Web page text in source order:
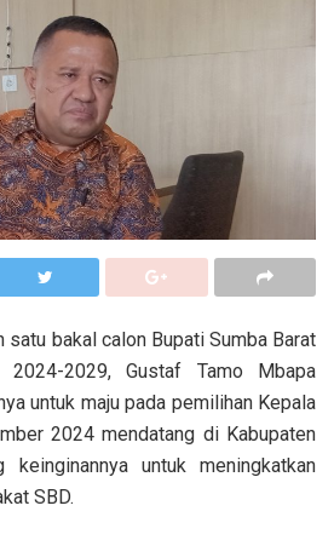
satu bakal calon Bupati Sumba Barat
2029, Gustaf Tamo Mbapa
untuk maju pada pemilihan Kepala
2024 mendatang di Kabupaten
keinginannya untuk meningkatkan
SBD.